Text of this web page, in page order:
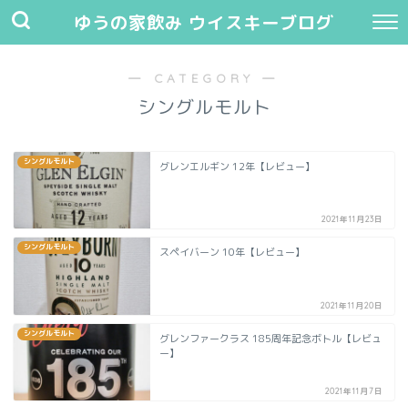
ゆうの家飲み ウイスキーブログ
― CATEGORY ―
シングルモルト
シングルモルト グレンエルギン 12年【レビュー】
2021年11月23日
シングルモルト スペイバーン 10年【レビュー】
2021年11月20日
シングルモルト
グレンファークラス 185周年記念ボトル【レビュ
ー】
2021年11月7日